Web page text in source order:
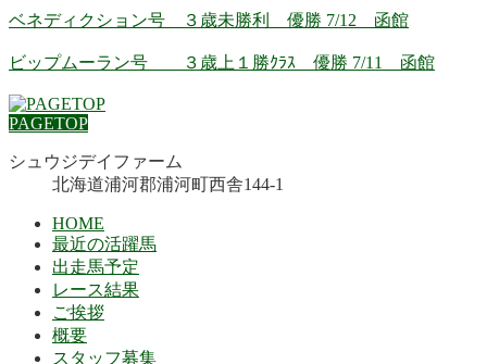
ベネディクション号 ３歳未勝利 優勝 7/12 函館
ビップムーラン号 ３歳上１勝ｸﾗｽ 優勝 7/11 函館
PAGETOP
シュウジデイファーム
北海道浦河郡浦河町西舎144-1
HOME
最近の活躍馬
出走馬予定
レース結果
ご挨拶
概要
スタッフ募集